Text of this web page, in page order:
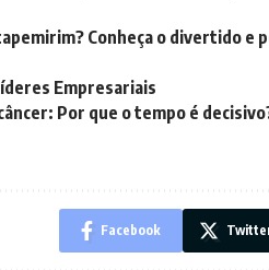
Conheça o divertido e
Empresariais
Por que o tempo é
Facebook